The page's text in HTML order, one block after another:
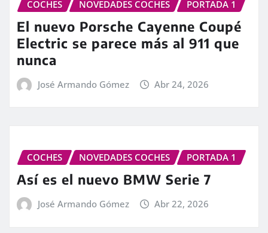
COCHES NOVEDADES COCHES PORTADA 1
El nuevo Porsche Cayenne Coupé
Electric se parece más al 911 que
nunca
José Armando Gómez Abr 24, 2026
COCHES NOVEDADES COCHES PORTADA 1
Así es el nuevo BMW Serie 7
José Armando Gómez Abr 22, 2026